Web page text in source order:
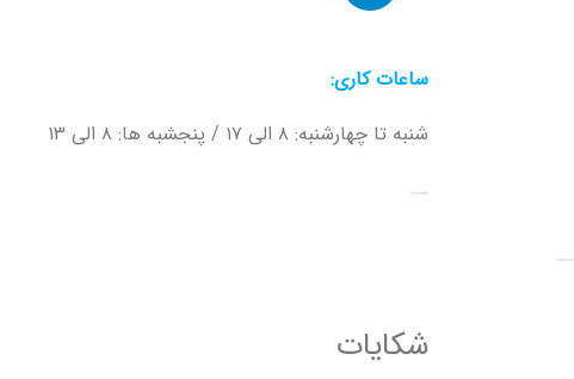
ساعات کاری:
شنبه تا چهارشنبه: ۸ الی ۱۷ / پنجشبه ها: ۸ الی ۱۳
شکایات